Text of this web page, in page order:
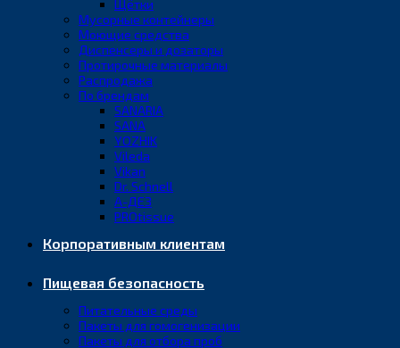
Щётки
Мусорные контейнеры
Моющие средства
Диспенсеры и дозаторы
Протирочные материалы
Распродажа
По брендам
SANARIA
SANA
YOZHIK
Vileda
Vikan
Dr. Schnell
А-ДЕЗ
PROtissue
Корпоративным клиентам
Пищевая безопасность
Питательные среды
Пакеты для гомогенизации
Пакеты для отбора проб